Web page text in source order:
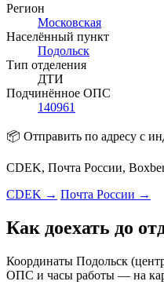
Регион
Московская
Населённый пункт
Подольск
Тип отделения
ДТИ
Подчинённое ОПС
140961
📦 Отправить по адресу с
CDEK, Почта России,
CDEK → Почта России →
Как доехать до
Координаты Подольск
ОПС и часы работы — на